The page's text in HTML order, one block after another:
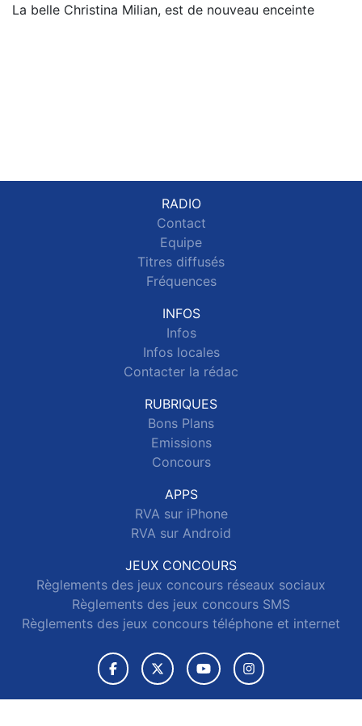
La belle Christina Milian, est de nouveau enceinte
RADIO
Contact
Equipe
Titres diffusés
Fréquences
INFOS
Infos
Infos locales
Contacter la rédac
RUBRIQUES
Bons Plans
Emissions
Concours
APPS
RVA sur iPhone
RVA sur Android
JEUX CONCOURS
Règlements des jeux concours réseaux sociaux
Règlements des jeux concours SMS
Règlements des jeux concours téléphone et internet